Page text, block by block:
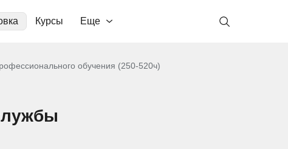
Курсы Еще
обучения (250-520ч)